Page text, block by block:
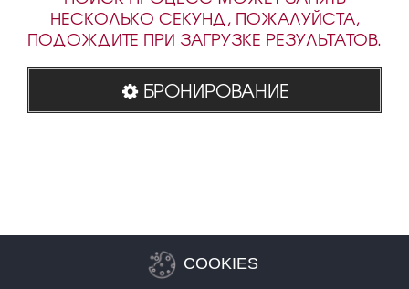
НЕСКОЛЬКО СЕКУНД, ПОЖАЛУЙСТА,
ПОДОЖДИТЕ ПРИ ЗАГРУЗКЕ РЕЗУЛЬТАТОВ.
БРОНИРОВАНИЕ
COOKIES